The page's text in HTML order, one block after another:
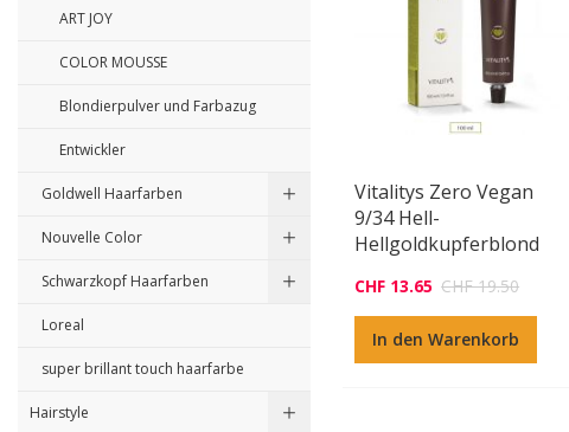
Vitalitys Zero Vegan
9/34 Hell-
Hellgoldkupferblond
CHF 13.65 CHF 19.50
In den Warenkorb
ART JOY
COLOR MOUSSE
Blondierpulver und Farbazug
Entwickler
Goldwell Haarfarben
Nouvelle Color
Schwarzkopf Haarfarben
Loreal
super brillant touch haarfarbe
Hairstyle